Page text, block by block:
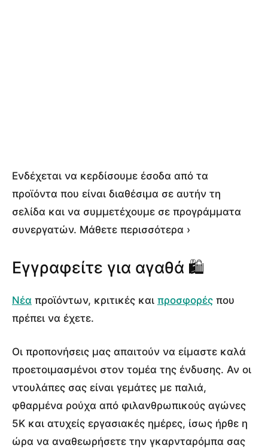
Ενδέχεται να κερδίσουμε έσοδα από τα
προϊόντα που είναι διαθέσιμα σε αυτήν τη
σελίδα και να συμμετέχουμε σε προγράμματα
συνεργατών. Μάθετε περισσότερα ›
Εγγραφείτε για αγαθά 🛍️
Νέα προϊόντων, κριτικές και προσφορές που
πρέπει να έχετε.
Οι προπονήσεις μας απαιτούν να είμαστε καλά
προετοιμασμένοι στον τομέα της ένδυσης. Αν οι
ντουλάπες σας είναι γεμάτες με παλιά,
φθαρμένα ρούχα από φιλανθρωπικούς αγώνες
5K και ατυχείς εργασιακές ημέρες, ίσως ήρθε η
ώρα να αναθεωρήσετε την γκαρνταρόμπα σας